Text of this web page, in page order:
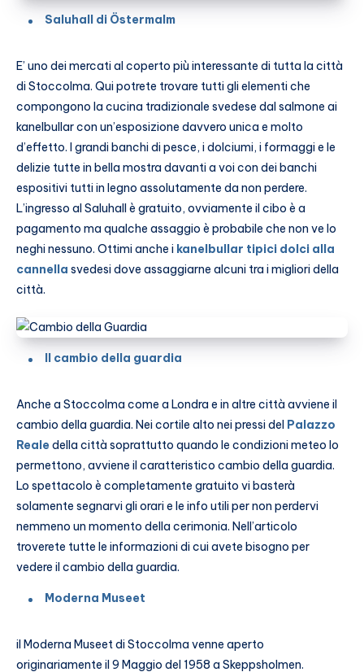
Saluhall di Östermalm
E’ uno dei mercati al coperto più interessante di tutta la città
di Stoccolma. Qui potrete trovare tutti gli elementi che
compongono la cucina tradizionale svedese dal salmone ai
kanelbullar con un’esposizione davvero unica e molto
d’effetto. I grandi banchi di pesce, i dolciumi, i formaggi e le
delizie tutte in bella mostra davanti a voi con dei banchi
espositivi tutti in legno assolutamente da non perdere.
L’ingresso al Saluhall è gratuito, ovviamente il cibo è a
pagamento ma qualche assaggio è probabile che non ve lo
neghi nessuno. Ottimi anche i kanelbullar tipici dolci alla
cannella svedesi dove assaggiarne alcuni tra i migliori della
città.
Il cambio della guardia
Anche a Stoccolma come a Londra e in altre città avviene il
cambio della guardia. Nei cortile alto nei pressi del Palazzo
Realedella città soprattutto quando le condizioni meteo lo
permettono, avviene il caratteristico cambio della guardia.
Lo spettacolo è completamente gratuito vi basterà
solamente segnarvi gli orari e le info utili per non perdervi
nemmeno un momento della cerimonia. Nell’articolo
troverete tutte le informazioni di cui avete bisogno per
vedere il cambio della guardia.
Moderna Museet
il Moderna Museet di Stoccolma venne aperto
originariamente il 9 Maggio del 1958 a Skeppsholmen.